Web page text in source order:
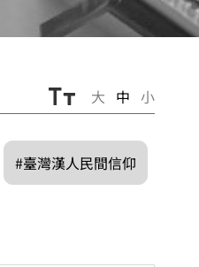
大 中 小
#臺灣漢人民間信仰